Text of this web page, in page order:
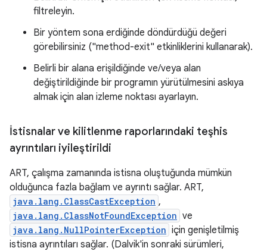
filtreleyin.
Bir yöntem sona erdiğinde döndürdüğü değeri
görebilirsiniz ("method-exit" etkinliklerini kullanarak).
Belirli bir alana erişildiğinde ve/veya alan
değiştirildiğinde bir programın yürütülmesini askıya
almak için alan izleme noktası ayarlayın.
İstisnalar ve kilitlenme raporlarındaki teşhis
ayrıntıları iyileştirildi
ART, çalışma zamanında istisna oluştuğunda mümkün
olduğunca fazla bağlam ve ayrıntı sağlar. ART,
java.lang.ClassCastException ,
java.lang.ClassNotFoundException ve
java.lang.NullPointerException için genişletilmiş
istisna ayrıntıları sağlar. (Dalvik'in sonraki sürümleri,